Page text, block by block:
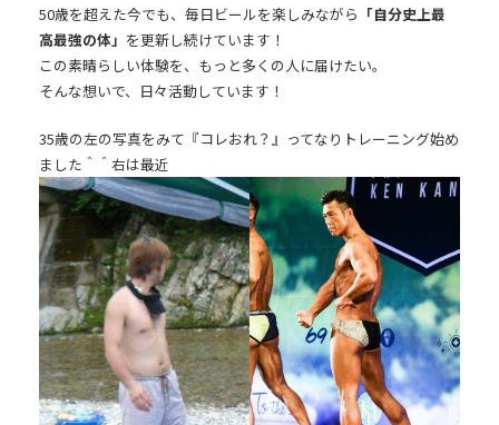
50歳を超えた今でも、毎日ビールを楽しみながら 「自分史上最
高最強の体」 を更新し続けています！
この素晴らしい体験を、もっと多くの人に届けたい。
そんな想いで、日々活動しています！
35歳の左の写真をみて『コレおれ？』ってなりトレーニング始め
ました＾＾右は最近